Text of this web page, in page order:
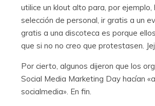
utilice un klout alto para, por ejemplo,
selección de personal, ir gratis a un
gratis a una discoteca es porque
que si no no creo que protestasen.
Por cierto, algunos dijeron que los
Social Media Marketing Day hacían
socialmedia». En fin.